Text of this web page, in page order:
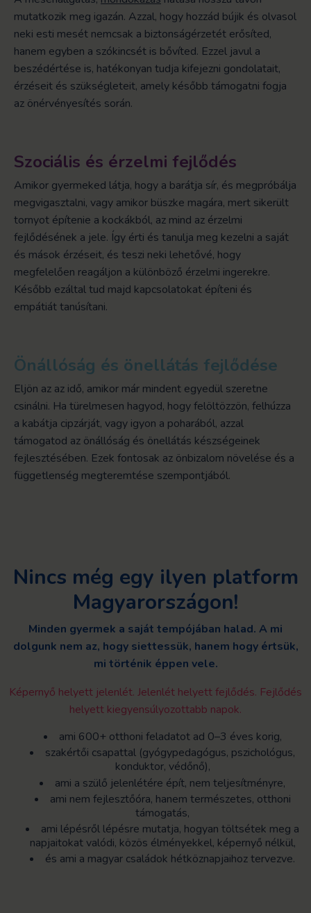
mutatkozik meg igazán. Azzal, hogy hozzád bújik és olvasol
neki esti mesét nemcsak a biztonságérzetét erősíted,
hanem egyben a szókincsét is bővíted. Ezzel javul a
beszédértése is, hatékonyan tudja kifejezni gondolatait,
érzéseit és szükségleteit, amely később támogatni fogja
az önérvényesítés során.
Szociális és érzelmi fejlődés
Amikor gyermeked látja, hogy a barátja sír, és megpróbálja
megvigasztalni, vagy amikor büszke magára, mert sikerült
tornyot építenie a kockákból, az mind az érzelmi
fejlődésének a jele. Így érti és tanulja meg kezelni a saját
és mások érzéseit, és teszi neki lehetővé, hogy
megfelelően reagáljon a különböző érzelmi ingerekre.
Később ezáltal tud majd kapcsolatokat építeni és
empátiát tanúsítani.
Önállóság és önellátás fejlődése
Eljön az az idő, amikor már mindent egyedül szeretne
csinálni. Ha türelmesen hagyod, hogy felöltözzön, felhúzza
a kabátja cipzárját, vagy igyon a poharából, azzal
támogatod az önállóság és önellátás készségeinek
fejlesztésében. Ezek fontosak az önbizalom növelése és a
függetlenség megteremtése szempontjából.
Nincs még egy ilyen platform
Magyarországon!
Minden gyermek a saját tempójában halad. A mi
dolgunk nem az, hogy siettessük, hanem hogy értsük,
mi történik éppen vele.
Képernyő helyett jelenlét. Jelenlét helyett fejlődés. Fejlődés
helyett kiegyensúlyozottabb napok.
ami 600+ otthoni feladatot ad 0–3 éves korig,
szakértői csapattal (gyógypedagógus, pszichológus,
konduktor, védőnő),
ami a szülő jelenlétére épít, nem teljesítményre,
ami nem fejlesztőóra, hanem természetes, otthoni
támogatás,
ami lépésről lépésre mutatja, hogyan töltsétek meg a
napjaitokat valódi, közös élményekkel, képernyő nélkül,
és ami a magyar családok hétköznapjaihoz tervezve.